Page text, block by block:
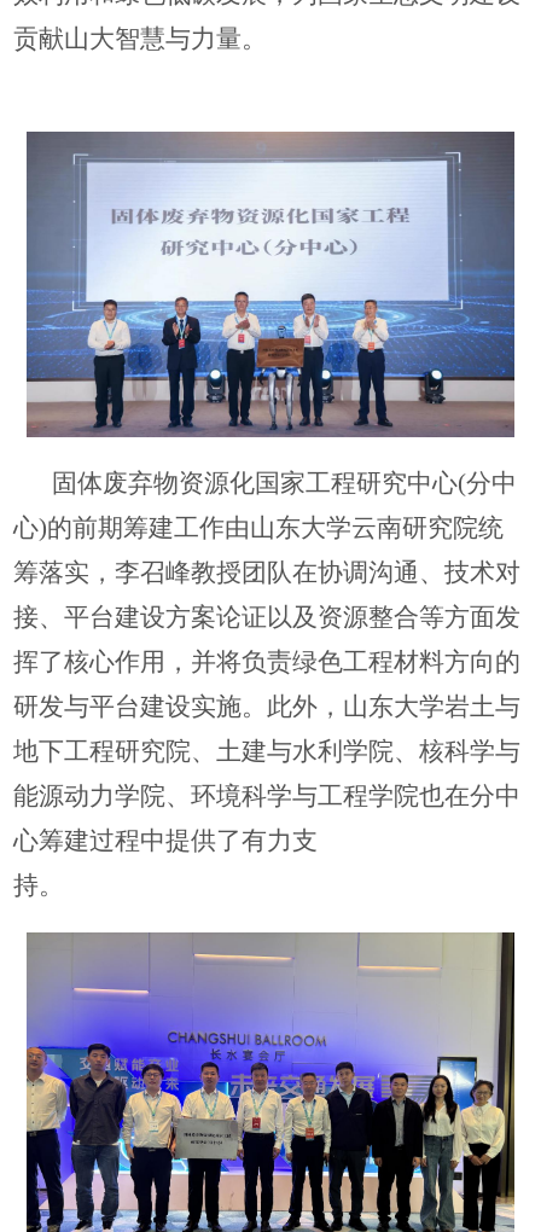
贡献山大智慧与力量。
固体废弃物资源化国家工程研究中心(分中
心)的前期筹建工作由山东大学云南研究院统
筹落实，李召峰教授团队在协调沟通、技术对
接、平台建设方案论证以及资源整合等方面发
挥了核心作用，并将负责绿色工程材料方向的
研发与平台建设实施。此外，山东大学岩土与
地下工程研究院、土建与水利学院、核科学与
能源动力学院、环境科学与工程学院也在分中
心筹建过程中提供了有力支
持。